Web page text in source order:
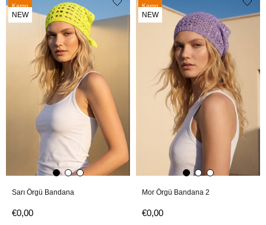
Sarı Örgü Bandana
€0,00
Kargo
NEW
Mor Örgü Bandana 2
€0,00
Kargo
NEW